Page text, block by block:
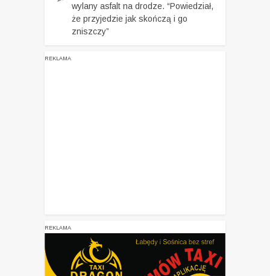
wylany asfalt na drodze. “Powiedział,
że przyjedzie jak skończą i go
zniszczy”
REKLAMA
REKLAMA